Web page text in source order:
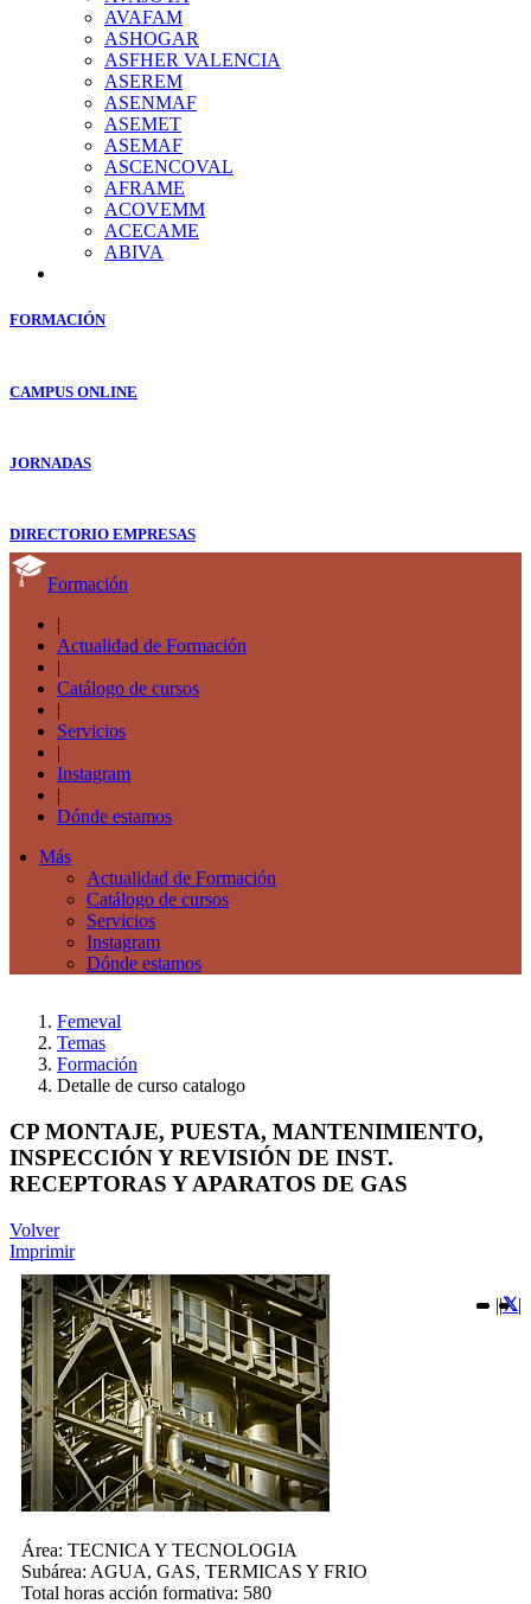
AVAFAM
ASHOGAR
ASFHER VALENCIA
ASEREM
ASENMAF
ASEMET
ASEMAF
ASCENCOVAL
AFRAME
ACOVEMM
ACECAME
ABIVA
FORMACIÓN
CAMPUS ONLINE
JORNADAS
DIRECTORIO EMPRESAS
Formación
|
Actualidad de Formación
|
Catálogo de cursos
|
Servicios
|
Instagram
|
Dónde estamos
Más
Actualidad de Formación
Catálogo de cursos
Servicios
Instagram
Dónde estamos
Femeval
Temas
Formación
Detalle de curso catalogo
CP MONTAJE, PUESTA, MANTENIMIENTO,
INSPECCIÓN Y REVISIÓN DE INST.
RECEPTORAS Y APARATOS DE GAS
Volver
Imprimir
|| |
Área: TECNICA Y TECNOLOGIA
Subárea: AGUA, GAS, TERMICAS Y FRIO
Total horas acción formativa: 580